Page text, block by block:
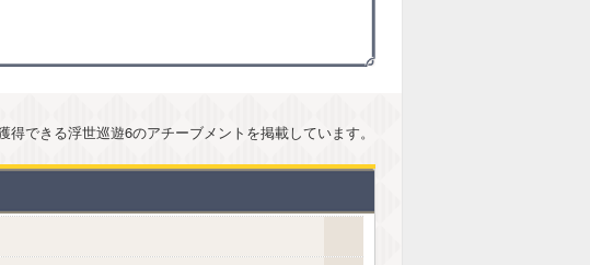
できる浮世巡遊6のアチーブメントを掲載しています。